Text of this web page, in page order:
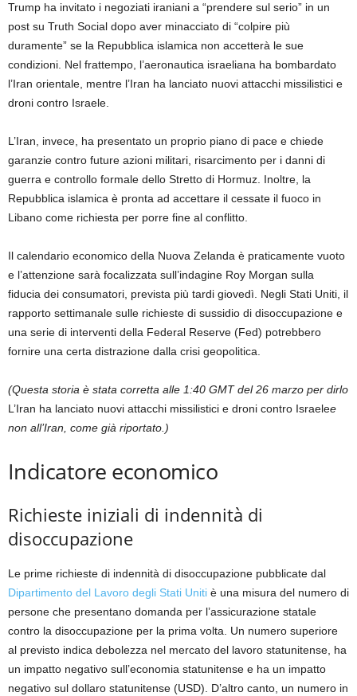
Trump ha invitato i negoziati iraniani a “prendere sul serio” in un
post su Truth Social dopo aver minacciato di “colpire più
duramente” se la Repubblica islamica non accetterà le sue
condizioni. Nel frattempo, l’aeronautica israeliana ha bombardato
l’Iran orientale, mentre l’Iran ha lanciato nuovi attacchi missilistici e
droni contro Israele.
L’Iran, invece, ha presentato un proprio piano di pace e chiede
garanzie contro future azioni militari, risarcimento per i danni di
guerra e controllo formale dello Stretto di Hormuz. Inoltre, la
Repubblica islamica è pronta ad accettare il cessate il fuoco in
Libano come richiesta per porre fine al conflitto.
Il calendario economico della Nuova Zelanda è praticamente vuoto
e l’attenzione sarà focalizzata sull’indagine Roy Morgan sulla
fiducia dei consumatori, prevista più tardi giovedì. Negli Stati Uniti, il
rapporto settimanale sulle richieste di sussidio di disoccupazione e
una serie di interventi della Federal Reserve (Fed) potrebbero
fornire una certa distrazione dalla crisi geopolitica.
(Questa storia è stata corretta alle 1:40 GMT del 26 marzo per dirlo
L’Iran ha lanciato nuovi attacchi missilistici e droni contro Israelee
non all’Iran, come già riportato.)
Indicatore economico
Richieste iniziali di indennità di
disoccupazione
Le prime richieste di indennità di disoccupazione pubblicate dal
Dipartimento del Lavoro degli Stati Uniti è una misura del numero di
persone che presentano domanda per l’assicurazione statale
contro la disoccupazione per la prima volta. Un numero superiore
al previsto indica debolezza nel mercato del lavoro statunitense, ha
un impatto negativo sull’economia statunitense e ha un impatto
negativo sul dollaro statunitense (USD). D’altro canto, un numero in